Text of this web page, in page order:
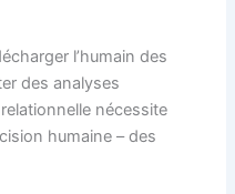
l’humain des
des analyses
nécessite
humaine – des